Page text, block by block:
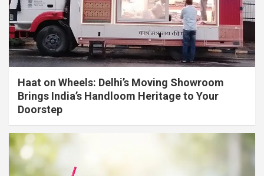
Haat on Wheels: Delhi’s Moving Showroom
Brings India’s Handloom Heritage to Your
Doorstep